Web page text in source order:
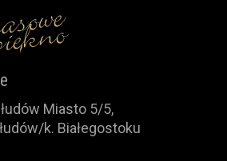
Miasto 5/5,
k. Białegostoku